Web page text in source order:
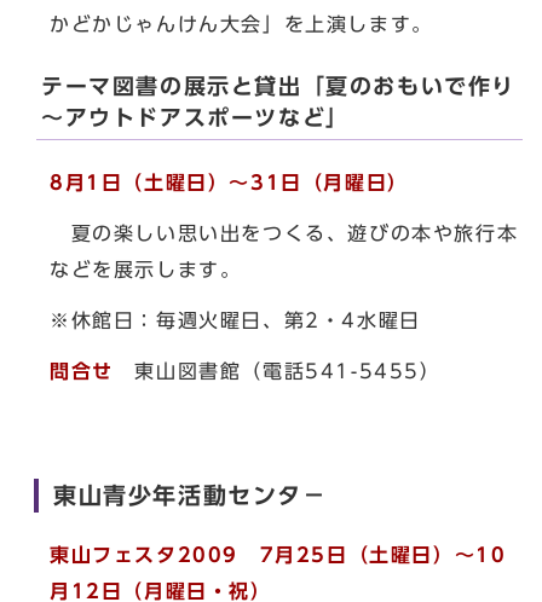
かどかじゃんけん大会」を上演します。
テーマ図書の展示と貸出「夏のおもいで作り
～アウトドアスポーツなど」
8月1日（土曜日）～31日（月曜日）
夏の楽しい思い出をつくる、遊びの本や旅行本
などを展示します。
※休館日：毎週火曜日、第2・4水曜日
問合せ 東山図書館（電話541-5455）
東山青少年活動センタ－
東山フェスタ2009 7月25日（土曜日）～10
月12日（月曜日・祝）